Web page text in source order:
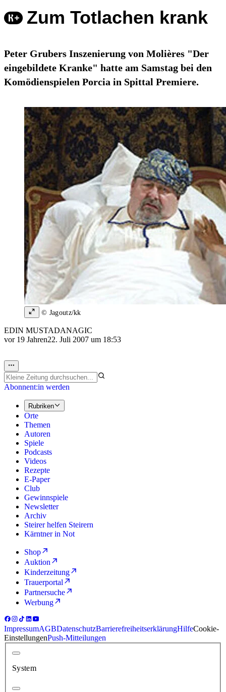
Zum Totlachen krank
Peter Grubers Inszenierung von Molières "Der
eingebildete Kranke" hatte am Samstag bei den
Komödienspielen Porcia in Spittal Premiere.
© Jagoutz/kk
EDIN MUSTADANAGIC
vor 19 Jahren22. Juli 2007 um 18:53
Abonnent:in werden
Rubriken
Orte
Themen
Autoren
Spiele
Podcasts
Videos
Rezepte
E-Paper
Club
Gewinnspiele
Newsletter
Archiv
Steirer helfen Steirern
Kärntner in Not
Shop
Auktion
Kinderzeitung
Trauerportal
Partnersuche
Werbung
ImpressumAGBDatenschutzBarrierefreiheitserklärungHilfeCookie-
EinstellungenPush-Mitteilungen
System